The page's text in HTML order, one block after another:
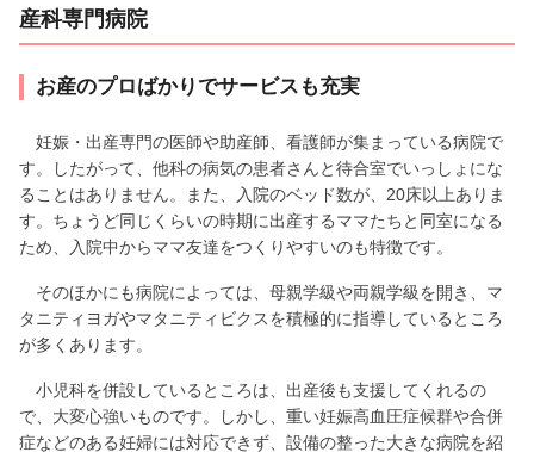
産科専門病院
お産のプロばかりでサービスも充実
妊娠・出産専門の医師や助産師、看護師が集まっている病院で
す。したがって、他科の病気の患者さんと待合室でいっしょにな
ることはありません。また、入院のベッド数が、20床以上ありま
す。ちょうど同じくらいの時期に出産するママたちと同室になる
ため、入院中からママ友達をつくりやすいのも特徴です。
そのほかにも病院によっては、母親学級や両親学級を開き、マ
タニティヨガやマタニティビクスを積極的に指導しているところ
が多くあります。
小児科を併設しているところは、出産後も支援してくれるの
で、大変心強いものです。しかし、重い妊娠高血圧症候群や合併
症などのある妊婦には対応できず、設備の整った大きな病院を紹